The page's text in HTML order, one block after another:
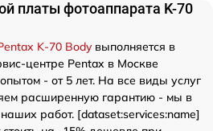
платы фотоаппарата K-70
K-70 Bodyвыполняется в
центре Pentax в Москве
- от 5 лет. На все виды услуг
расширенную гарантию - мы в
работ. [dataset:services:name]